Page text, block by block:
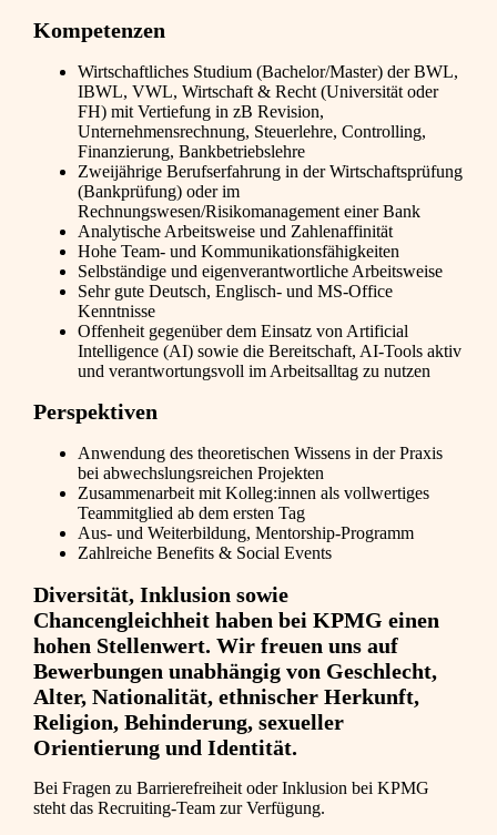
Kompetenzen
Wirtschaftliches Studium (Bachelor/Master) der BWL,
IBWL, VWL, Wirtschaft & Recht (Universität oder
FH) mit Vertiefung in zB Revision,
Unternehmensrechnung, Steuerlehre, Controlling,
Finanzierung, Bankbetriebslehre
Zweijährige Berufserfahrung in der Wirtschaftsprüfung
(Bankprüfung) oder im
Rechnungswesen/Risikomanagement einer Bank
Analytische Arbeitsweise und Zahlenaffinität
Hohe Team- und Kommunikationsfähigkeiten
Selbständige und eigenverantwortliche Arbeitsweise
Sehr gute Deutsch, Englisch- und MS-Office
Kenntnisse
Offenheit gegenüber dem Einsatz von Artificial
Intelligence (AI) sowie die Bereitschaft, AI-Tools aktiv
und verantwortungsvoll im Arbeitsalltag zu nutzen
Perspektiven
Anwendung des theoretischen Wissens in der Praxis
bei abwechslungsreichen Projekten
Zusammenarbeit mit Kolleg:innen als vollwertiges
Teammitglied ab dem ersten Tag
Aus- und Weiterbildung, Mentorship-Programm
Zahlreiche Benefits & Social Events
Diversität, Inklusion sowie
Chancengleichheit haben bei KPMG einen
hohen Stellenwert. Wir freuen uns auf
Bewerbungen unabhängig von Geschlecht,
Alter, Nationalität, ethnischer Herkunft,
Religion, Behinderung, sexueller
Orientierung und Identität.
Bei Fragen zu Barrierefreiheit oder Inklusion bei KPMG
steht das Recruiting-Team zur Verfügung.